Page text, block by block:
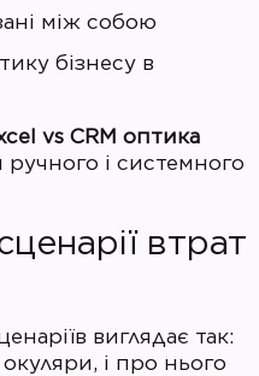
між собою
бізнесу в
vs CRM оптика
і системного
втрат
виглядає так:
і про нього